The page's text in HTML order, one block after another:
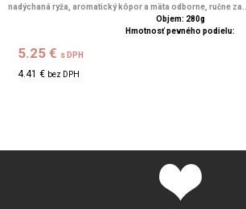
nadýchaná ryža, aromatický kôpor a mäta odborne, ručne za...
Objem: 280g
Hmotnosť pevného podielu:
5.25 € s DPH
4.41 € bez DPH